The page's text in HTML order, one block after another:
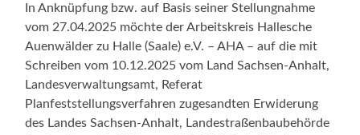
In Anknüpfung bzw. auf Basis seiner Stellungnahme
vom 27.04.2025 möchte der Arbeitskreis Hallesche
Auenwälder zu Halle (Saale) e.V. – AHA – auf die mit
Schreiben vom 10.12.2025 vom Land Sachsen-Anhalt,
Landesverwaltungsamt, Referat
Planfeststellungsverfahren zugesandten Erwiderung
des Landes Sachsen-Anhalt, Landestraßenbaubehörde